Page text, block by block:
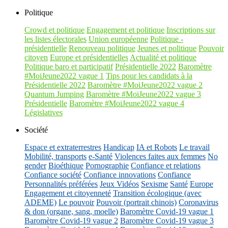
Politique
Crowd et politique Engagement et politique Inscriptions sur
les listes électorales Union européenne Politique -
présidentielle Renouveau politique Jeunes et politique Pouvoir
citoyen Europe et présidentielles Actualité et politique
Politique baro et participatif Présidentielle 2022 Baromètre
#MoiJeune2022 vague 1 Tips pour les candidats à la
Présidentielle 2022 Baromètre #MoiJeune2022 vague 2
Quantum Jumping Baromètre #MoiJeune2022 vague 3
Présidentielle Baromètre #MoiJeune2022 vague 4
Législatives
Société
Espace et extraterrestres Handicap IA et Robots Le travail
Mobilité, transports e-Santé Violences faites aux femmes No
gender Bioéthique Pornographie Confiance et relations
Confiance société Confiance innovations Confiance
Personnalités préférées Jeux Vidéos Sexisme Santé Europe
Engagement et citoyenneté Transition écologique (avec
ADEME) Le pouvoir Pouvoir (portrait chinois) Coronavirus
& don (organe, sang, moelle) Baromètre Covid-19 vague 1
Baromètre Covid-19 vague 2 Baromètre Covid-19 vague 3